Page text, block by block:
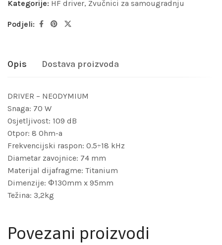
Kategorije: HF driver, Zvučnici za samougradnju
Podjeli:
Opis Dostava proizvoda
DRIVER – NEODYMIUM
Snaga: 70 W
Osjetljivost: 109 dB
Otpor: 8 Ohm-a
Frekvencijski raspon: 0.5÷18 kHz
Diametar zavojnice: 74 mm
Materijal dijafragme: Titanium
Dimenzije: Φ130mm x 95mm
Težina: 3,2kg
Povezani proizvodi